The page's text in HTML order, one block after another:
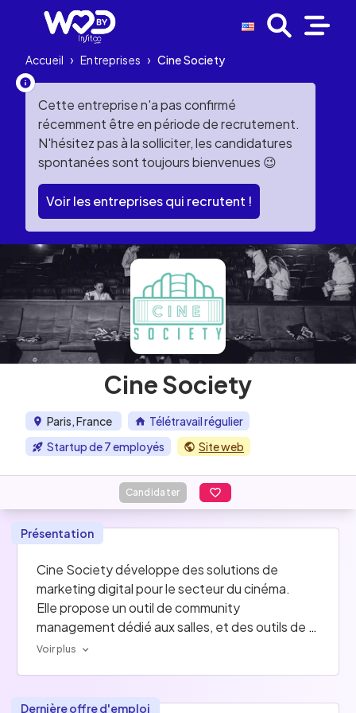
Accueil › Entreprises › Cine Society
Cette entreprise n'a pas confirmé
récemment être en période de recrutement.
N'hésitez pas à la solliciter, les candidatures
spontanées sont toujours bienvenues 😉
Voir les entreprises qui recrutent !
Cine Society
Paris, France
Télétravail régulier
Startup de 7 employés
Site web
Candidater
Présentation
Cine Society développe des solutions de
marketing digital pour le secteur du cinéma.
Elle propose un outil de community
management dédié aux salles, et des outils de
marketing ciblé destiné aux distributeurs, basés
Voir plus
Dernière offre d'emploi